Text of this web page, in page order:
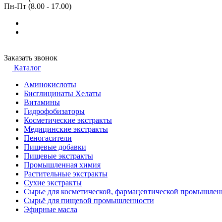
Пн-Пт (8.00 - 17.00)
Заказать звонок
Каталог
Аминокислоты
Бисглицинаты Хелаты
Витамины
Гидрофобизаторы
Косметические экстракты
Медицинские экстракты
Пеногасители
Пищевые добавки
Пищевые экстракты
Промышленная химия
Растительные экстракты
Сухие экстракты
Сырье для косметической, фармацевтической
Сырьё для пищевой промышленности
Эфирные масла